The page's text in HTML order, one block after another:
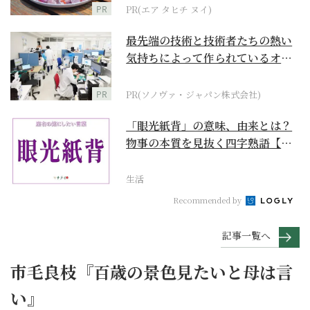
PR PR(エア タヒチ ヌイ)
PR
最先端の技術と技術者たちの熱い
気持ちによって作られているオー
PR(ソノヴァ・ジャパン株式会社)
「眼光紙背」の意味、由来とは？
物事の本質を見抜く四字熟語【座
生活
Recommended by
記事一覧へ
市毛良枝『百歳の景色見たいと母は言
い』